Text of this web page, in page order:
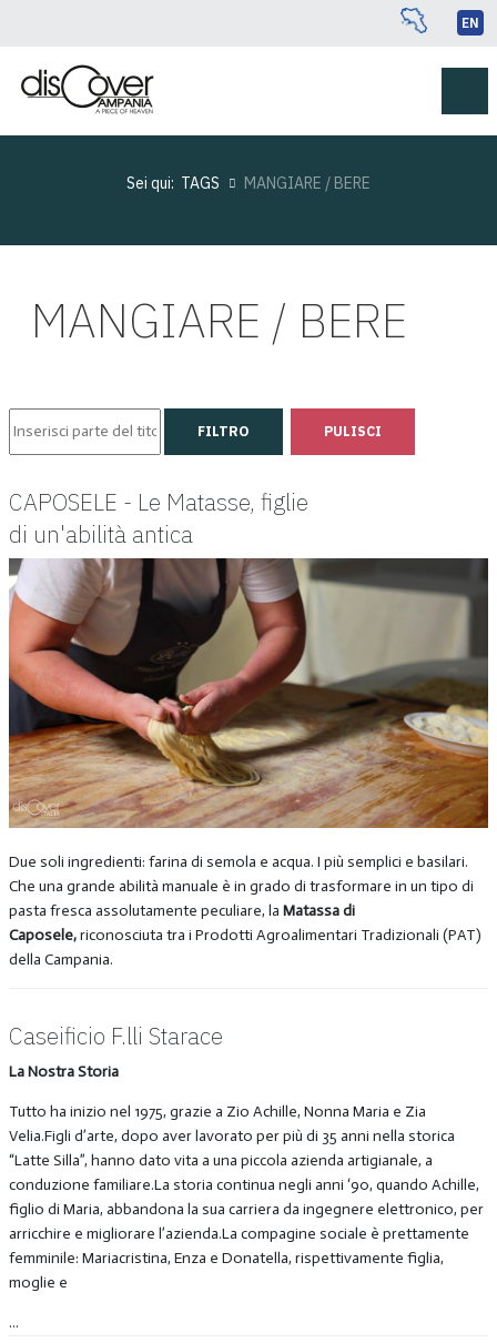
EN
Sei qui: TAGS MANGIARE / BERE
MANGIARE / BERE
FILTRO PULISCI
CAPOSELE - Le Matasse, figlie
di un'abilità antica
Due soli ingredienti: farina di semola e acqua. I più semplici e basilari.
Che una grande abilità manuale è in grado di trasformare in un tipo di
pasta fresca assolutamente peculiare, la Matassa di
Caposele,riconosciuta tra i Prodotti Agroalimentari Tradizionali (PAT)
della Campania.
Caseificio F.lli Starace
La Nostra Storia
Tutto ha inizio nel 1975, grazie a Zio Achille, Nonna Maria e Zia
Velia.Figli d’arte, dopo aver lavorato per più di 35 anni nella storica
“Latte Silla”, hanno dato vita a una piccola azienda artigianale, a
conduzione familiare.La storia continua negli anni ‘90, quando Achille,
figlio di Maria, abbandona la sua carriera da ingegnere elettronico, per
arricchire e migliorare l’azienda.La compagine sociale è prettamente
femminile: Mariacristina, Enza e Donatella, rispettivamente figlia,
moglie e
...